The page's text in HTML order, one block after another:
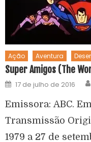
Ação Aventura
Super Amigos (The
17 de julho de 2016
Emissora: ABC.
Transmissão
1979 a 27 de